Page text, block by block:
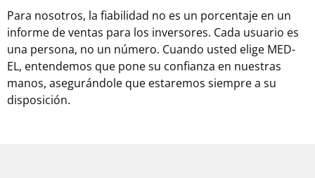
Para nosotros, la fiabilidad no es un porcentaje en un
informe de ventas para los inversores. Cada usuario es
una persona, no un número. Cuando usted elige MED-
EL, entendemos que pone su confianza en nuestras
manos, asegurándole que estaremos siempre a su
disposición.